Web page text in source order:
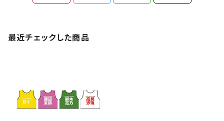
最近チェックした商品